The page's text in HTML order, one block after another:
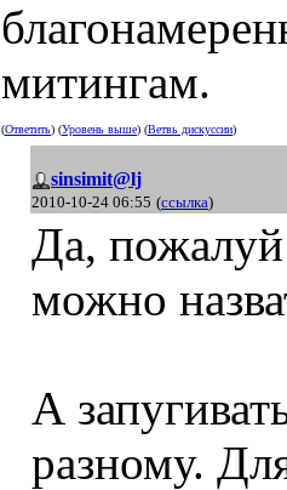
митингам.
(Ответить) (Уровень выше) (Ветвь дискуссии)
sinsimit@lj
2010-10-24 06:55 (ссылка)
Да, пожалуй
можно
А
разному.